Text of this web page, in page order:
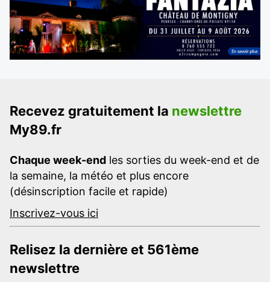
Recevez gratuitement la newslettre
My89.fr
Chaque week-end les sorties du week-end et de
la semaine, la météo et plus encore
(désinscription facile et rapide)
Inscrivez-vous ici
Relisez la dernière et 561ème
newslettre